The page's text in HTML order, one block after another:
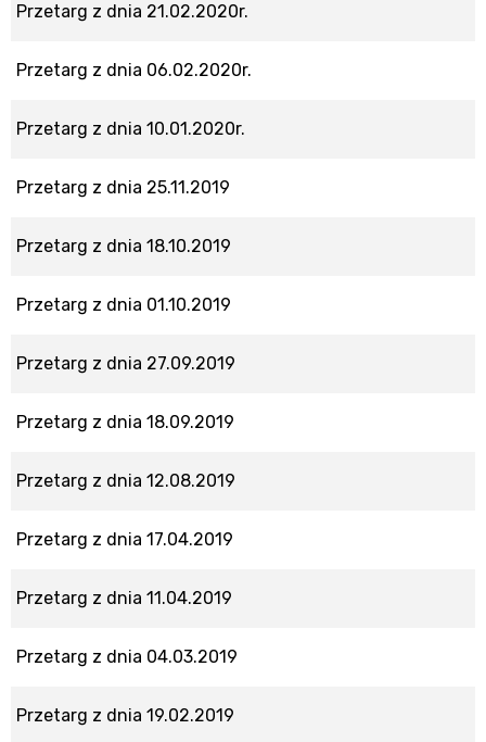
Przetarg z dnia 21.02.2020r.
Przetarg z dnia 06.02.2020r.
Przetarg z dnia 10.01.2020r.
Przetarg z dnia 25.11.2019
Przetarg z dnia 18.10.2019
Przetarg z dnia 01.10.2019
Przetarg z dnia 27.09.2019
Przetarg z dnia 18.09.2019
Przetarg z dnia 12.08.2019
Przetarg z dnia 17.04.2019
Przetarg z dnia 11.04.2019
Przetarg z dnia 04.03.2019
Przetarg z dnia 19.02.2019